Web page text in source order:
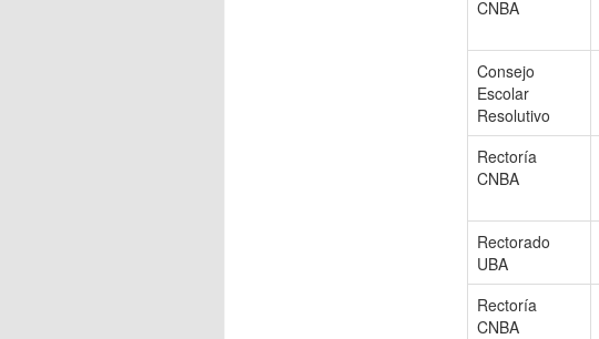
CNBA
Consejo
Escolar
Resolutivo
Rectoría
CNBA
Rectorado
UBA
Rectoría
CNBA